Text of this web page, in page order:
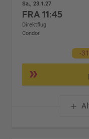
Sa., 23.1.27
FRA11:45
Direktflug
Condor
-